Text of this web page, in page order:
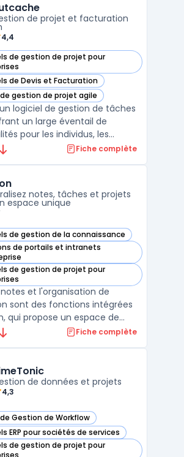
que soit sa taille ou son secteur
...de projet et facturation
4,4
de gestion de projet pour
dans cette catégorie
de Devis et Facturation
dans cette catégorie
gestion de projet agile
dans cette catégorie
logiciel de gestion de tâches
un large éventail de
pour les individus, les
entreprises de toutes tailles.
des projets, la collaboration,
Fiche complète
notes, tâches et projets
espace unique
de gestion de la connaissance
dans cette catégorie
de portails et intranets
dans cette catégorie
de gestion de projet pour
dans cette catégorie
et l'organisation de
sont des fonctions intégrées
qui propose un espace de
pour des équipes de
et des projets dans une seule
pla ...
Fiche complète
de données et projets
4,3
Gestion de Workflow
dans cette catégorie
ERP pour sociétés de services
dans cette catégorie
de gestion de projet pour
dans cette catégorie